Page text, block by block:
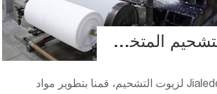
زيوت التشحيم المتخصصة لصناعة اللب والورق
في شركة Jialede لزيوت التشحيم، قمنا بتطوير مواد